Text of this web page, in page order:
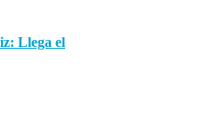
Llega el